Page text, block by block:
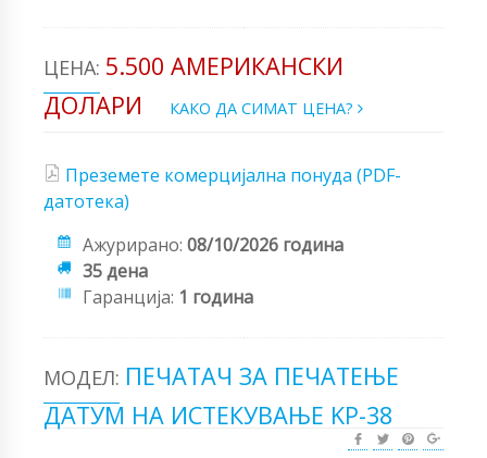
ЦЕНА: 5.500 АМЕРИКАНСКИ
ДОЛАРИ
КАКО ДА СИМАТ ЦЕНА?
Преземете комерцијална понуда (PDF-
датотека)
Ажурирано: 08/10/2026 година
35 дена
Гаранција: 1 година
МОДЕЛ: ПЕЧАТАЧ ЗА ПЕЧАТЕЊЕ
ДАТУМ НА ИСТЕКУВАЊЕ KP-38